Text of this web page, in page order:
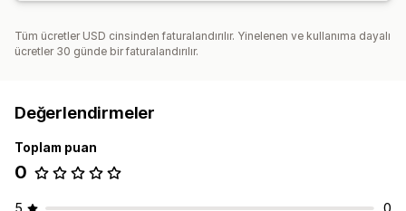
Tüm ücretler USD cinsinden faturalandırılır. Yinelenen ve kullanıma dayalı
ücretler 30 günde bir faturalandırılır.
Değerlendirmeler
Toplam puan
0